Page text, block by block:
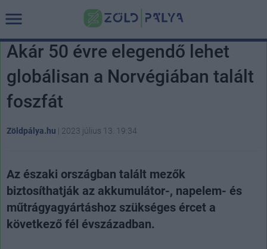
Akár 50 évre elegendő lehet
globálisan a Norvégiában talált
foszfát
Zöldpálya.hu | 2023 július 13. 19:34
Az északi országban talált mezők
biztosíthatják az akkumulátor-, napelem- és
műtrágyagyártáshoz szükséges ércet a
következő fél évszázadban.